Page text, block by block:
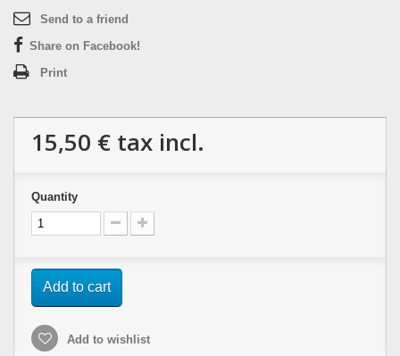
Send to a friend
Share on Facebook!
Print
15,50 € tax incl.
Quantity
Add to cart
Add to wishlist